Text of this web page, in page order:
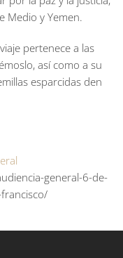
Medio y Yemen.
pertenece a las
así como a su
esparcidas den
general-6-de-